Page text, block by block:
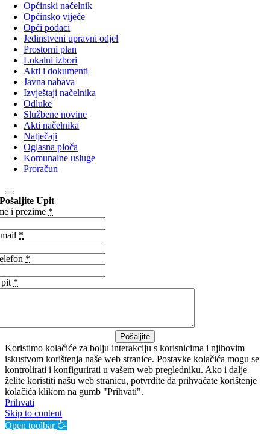
Općinski načelnik
Općinsko vijeće
Opći podaci
Jedinstveni upravni odjel
Prostorni plan
Lokalni izbori
Akti i dokumenti
Javna nabava
Izvještaji načelnika
Odluke
Službene novine
Akti načelnika
Natječaji
Oglasna ploča
Komunalne usluge
Proračun
Pošaljite Upit
i prezime *
*
*
*
Pošaljite
Koristimo kolačiće za bolju interakciju s korisnicima i njihovim
iskustvom korištenja naše web stranice. Postavke kolačića mogu se
kontrolirati i konfigurirati u vašem web pregledniku. Ako i dalje
želite koristiti našu web stranicu, potvrdite da prihvaćate korištenje
kolačića klikom na gumb "Prihvati".
Prihvati
Skip to content
Open toolbar